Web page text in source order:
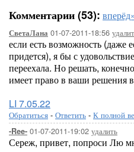
Комментарии (53):
СветаЛана 01-07-2011-18:56
если есть возможность (даже
придется), я бы с
переехала. Но решать,
имеет право в ваши решения
LI 7.05.22
Обратиться - Ответить - К полной
-Ree- 01-07-2011-19:02 удалить
Сереж, привет, попроси Лю